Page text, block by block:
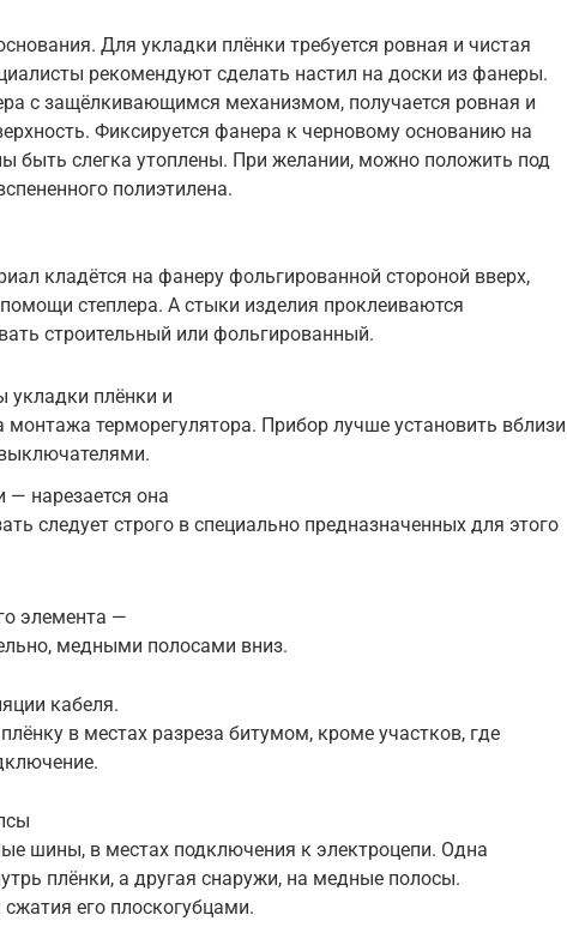
Для укладки плёнки требуется ровная и чистая
рекомендуют сделать настил на доски из фанеры.
с защёлкивающимся механизмом, получается ровная и
Фиксируется фанера к черновому основанию на
быть слегка утоплены. При желании, можно положить под
полиэтилена.
кладётся на фанеру фольгированной стороной вверх,
степлера. А стыки изделия проклеиваются
строительный или фольгированный.
укладки плёнки и
монтажа терморегулятора. Прибор лучше установить вблизи
— нарезается она
следует строго в специально предназначенных для этого
элемента —
медными полосами вниз.
кабеля.
в местах разреза битумом, кроме участков, где
шины, в местах подключения к электроцепи. Одна
плёнки, а другая снаружи, на медные полосы.
его плоскогубцами.